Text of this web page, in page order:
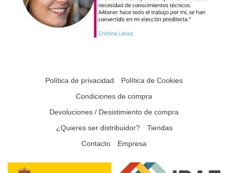
Política de privacidad
Política de Cookies
Condiciones de compra
Devoluciones / Desistimiento de compra
¿Quieres ser distribuidor?
Tiendas
Contacto
Empresa